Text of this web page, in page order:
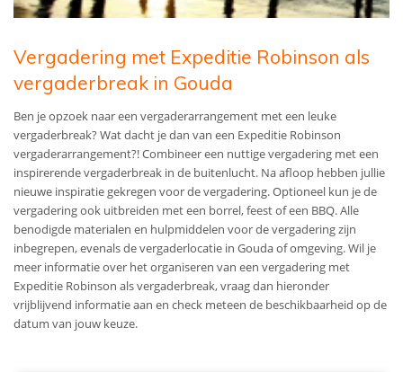
Vergadering met Expeditie Robinson als
vergaderbreak in Gouda
Ben je opzoek naar een vergaderarrangement met een leuke
vergaderbreak? Wat dacht je dan van een Expeditie Robinson
vergaderarrangement?! Combineer een nuttige vergadering met een
inspirerende vergaderbreak in de buitenlucht. Na afloop hebben jullie
nieuwe inspiratie gekregen voor de vergadering. Optioneel kun je de
vergadering ook uitbreiden met een borrel, feest of een BBQ. Alle
benodigde materialen en hulpmiddelen voor de vergadering zijn
inbegrepen, evenals de vergaderlocatie in Gouda of omgeving. Wil je
meer informatie over het organiseren van een vergadering met
Expeditie Robinson als vergaderbreak, vraag dan hieronder
vrijblijvend informatie aan en check meteen de beschikbaarheid op de
datum van jouw keuze.